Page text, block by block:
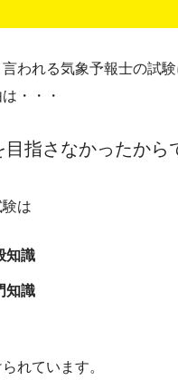
われる気象予報士の試
・・・
指さなかったから
は
知識
知識
れています。